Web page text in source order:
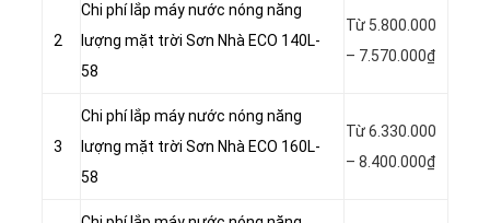
2
Chi phí lắp máy nước nóng năng
lượng mặt trời Sơn Nhà ECO 140L-
58
Từ 5.800.000
– 7.570.000₫
3
Chi phí lắp máy nước nóng năng
lượng mặt trời Sơn Nhà ECO 160L-
58
Từ 6.330.000
– 8.400.000₫